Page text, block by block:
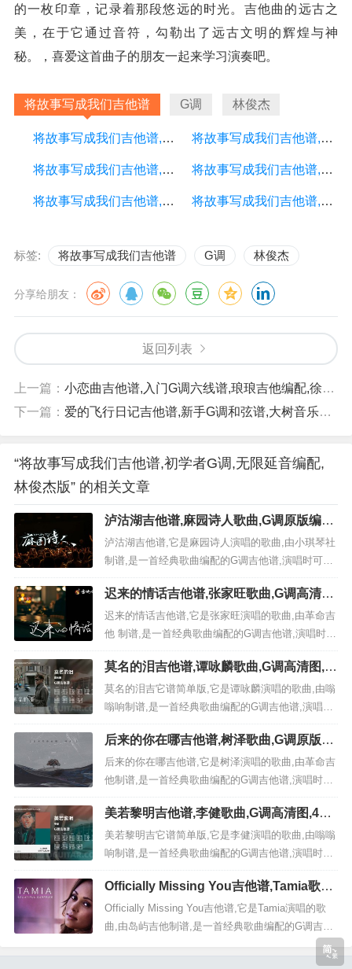
的一枚印章，记录着那段悠远的时光。吉他曲的远古之
美，在于它通过音符，勾勒出了远古文明的辉煌与神
秘。，喜爱这首曲子的朋友一起来学习演奏吧。
将故事写成我们吉他谱 G调 林俊杰
将故事写成我们吉他谱,初学者D调精选版,编配,林俊杰版 将故事写成我们吉他谱,入门G调高清版,大树音乐屋编配,林俊杰版
将故事写成我们吉他谱,林俊杰歌曲,G调简单指弹教学简谱,捷诚吉他教室版六线谱图片 将故事写成我们吉他谱,林俊杰歌曲,G调简单指弹教学简谱,无限延音版六线谱图片
将故事写成我们吉他谱,原版歌曲,简单G调弹唱教学,六线谱指弹简谱用到图 将故事写成我们吉他谱,林俊杰歌曲,G调指弹简谱,新手弹唱高清版
标签: 将故事写成我们吉他谱 G调 林俊杰
分享给朋友：
返回列表
上一篇： 小恋曲吉他谱,入门G调六线谱,琅琅吉他编配,徐良版
下一篇： 爱的飞行日记吉他谱,新手G调和弦谱,大树音乐屋编配,周杰伦版
“将故事写成我们吉他谱,初学者G调,无限延音编配,
林俊杰版” 的相关文章
泸沽湖吉他谱,麻园诗人歌曲,G调原版编配
高清图,3张六线简谱
泸沽湖吉他谱,它是麻园诗人演唱的歌曲,由小琪琴社
制谱,是一首经典歌曲编配的G调吉他谱,演唱时可夹
变调夹4品，原调为B调本谱采用G调，非常好听的
弹唱曲谱,下面3张高清曲谱由极网吉它谱为大家更新
分享,有喜欢吉它的朋友欢迎关注！ 《泸沽湖》：歌
曲一句话解析: 这是一首前面3分钟娓娓道来的英式
民...
迟来的情话吉他谱,张家旺歌曲,G调高清图,
革命吉他 六线简谱
迟来的情话吉他谱,它是张家旺演唱的歌曲,由革命吉
他 制谱,是一首经典歌曲编配的G调吉他谱,演唱时
可，原调为降B本谱采用G调，非常好听的弹唱曲谱,
下面三张高清曲谱由极网吉它谱为大家更新分享,有
喜欢吉它的朋友欢迎关注！...
莫名的泪吉他谱,谭咏麟歌曲,G调高清图,6
张六线原版简谱
莫名的泪吉它谱简单版,它是谭咏麟演唱的歌曲,由嗡
嗡响制谱,是一首经典歌曲编配的G调吉他谱,演唱时
可夹第2品（Capo=2），演奏时间为4分15秒,原调
为A本谱采用G调，是非常好听的弹唱曲谱,下面6张
高清曲谱由极网吉它谱为大家更新分享,有喜欢吉它
的朋友欢迎收藏！ 《莫名...
后来的你在哪吉他谱,树泽歌曲,G调原版六
线谱高清视频教学,附2张六线简谱
后来的你在哪吉他谱,它是树泽演唱的歌曲,由革命吉
他制谱,是一首经典歌曲编配的G调吉他谱,演唱时可
夹变调夹2品，原调为A调本谱采用G调，非常好听
的弹唱曲谱,下面2张高清曲谱由极网吉它谱为大家更
新分享,有喜欢吉它的朋友欢迎关注！ 视频教程
《后来的你在哪》：歌曲一句话解析: 歌者极富磁性
魅...
美若黎明吉他谱,李健歌曲,G调高清图,4张
六线原版简谱
美若黎明吉它谱简单版,它是李健演唱的歌曲,由嗡嗡
响制谱,是一首经典歌曲编配的G调吉他谱,演唱时可
夹第1品（Capo=1），演奏时间为4分23秒,原调为A
b本谱采用G调，是非常好听的弹唱曲谱,下面4张高
清曲谱由极网吉它谱为大家更新分享,有喜欢吉它的
朋友欢迎收藏！ 《美若黎明...
Officially Missing You吉他谱,Tamia歌曲,
G调简单版高清视频教学,附2张六线简谱
Officially Missing You吉他谱,它是Tamia演唱的歌
曲,由岛屿吉他制谱,是一首经典歌曲编配的G调吉他
谱,演唱时可，原调为G调本谱采用G调，非常好听的
弹唱曲谱,下面2张高清曲谱由极网吉它谱为大家更新